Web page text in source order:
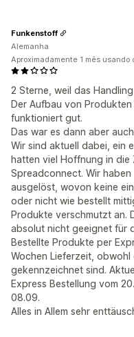
2 Sterne, weil das
Der Aufbau von
funktioniert gut.
Das war es dann aber
Wir sind aktuell dabei, ein
hatten viel Hoffnung in die
Spreadconnect. Wir
ausgelöst, wovon keine
oder nicht wie bestellt
Produkte verschmutzt an.
absolut nicht geeignet für
Bestellte Produkte per
Wochen Lieferzeit,
gekennzeichnet sind.
Express Bestellung vom
08.09.
Alles in Allem sehr
Funkenstoff
Alemanha
Aproximadamente 1 mês usando